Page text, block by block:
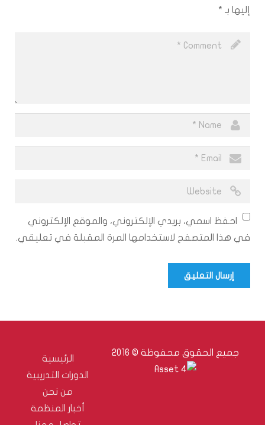
إليها بـ *
احفظ اسمي، بريدي الإلكتروني، والموقع الإلكتروني
في هذا المتصفح لاستخدامها المرة المقبلة في تعليقي.
الرئيسية
الدورات التدريبية
من نحن
أخبار المنظمة
جميع الحقوق محفوظة © 2016